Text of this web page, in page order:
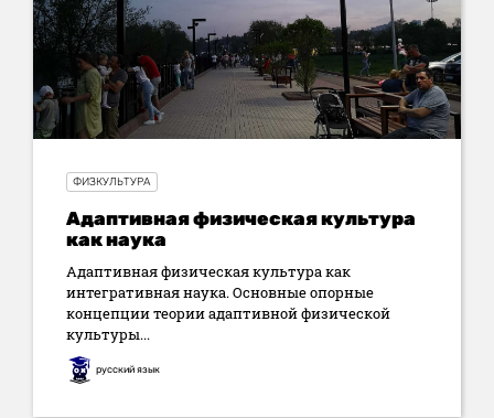
ФИЗКУЛЬТУРА
Адаптивная физическая культура
как наука
Адаптивная физическая культура как
интегративная наука. Основные опорные
концепции теории адаптивной физической
культуры...
русский язык